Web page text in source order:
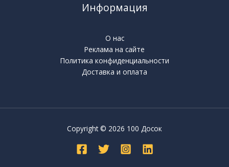
Информация
О нас
Реклама на сайте
Политика конфиденциальности
Доставка и оплата
Copyright © 2026 100 Досок